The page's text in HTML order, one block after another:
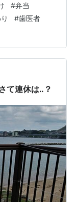
その車で妻を
サイとサツキ
。 妻が手入れ
りは、花もそ
です。 孫を歯
…
#弁当
#歯医者
て連休は‥？